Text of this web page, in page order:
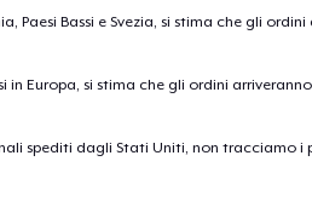
Paesi Bassi e Svezia, si stima che gli
in Europa, si stima che gli ordini
spediti dagli Stati Uniti, non tracciamo